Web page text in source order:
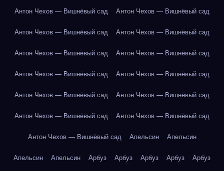
Антон Чехов — Вишнёвый сад Антон Чехов — Вишнёвый сад
Антон Чехов — Вишнёвый сад Антон Чехов — Вишнёвый сад
Антон Чехов — Вишнёвый сад Антон Чехов — Вишнёвый сад
Антон Чехов — Вишнёвый сад Антон Чехов — Вишнёвый сад
Антон Чехов — Вишнёвый сад Антон Чехов — Вишнёвый сад
Антон Чехов — Вишнёвый сад Антон Чехов — Вишнёвый сад
Антон Чехов — Вишнёвый сад Апельсин Апельсин
Апельсин Апельсин Арбуз Арбуз Арбуз Арбуз Арбуз